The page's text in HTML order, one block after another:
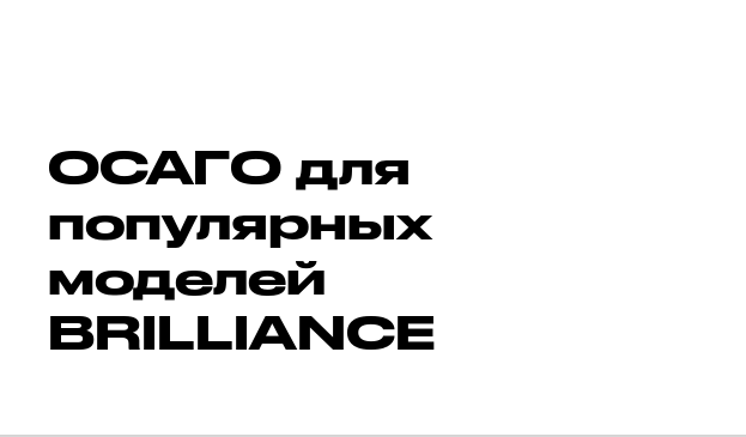
ОСАГО для
популярных
моделей
BRILLIANCE